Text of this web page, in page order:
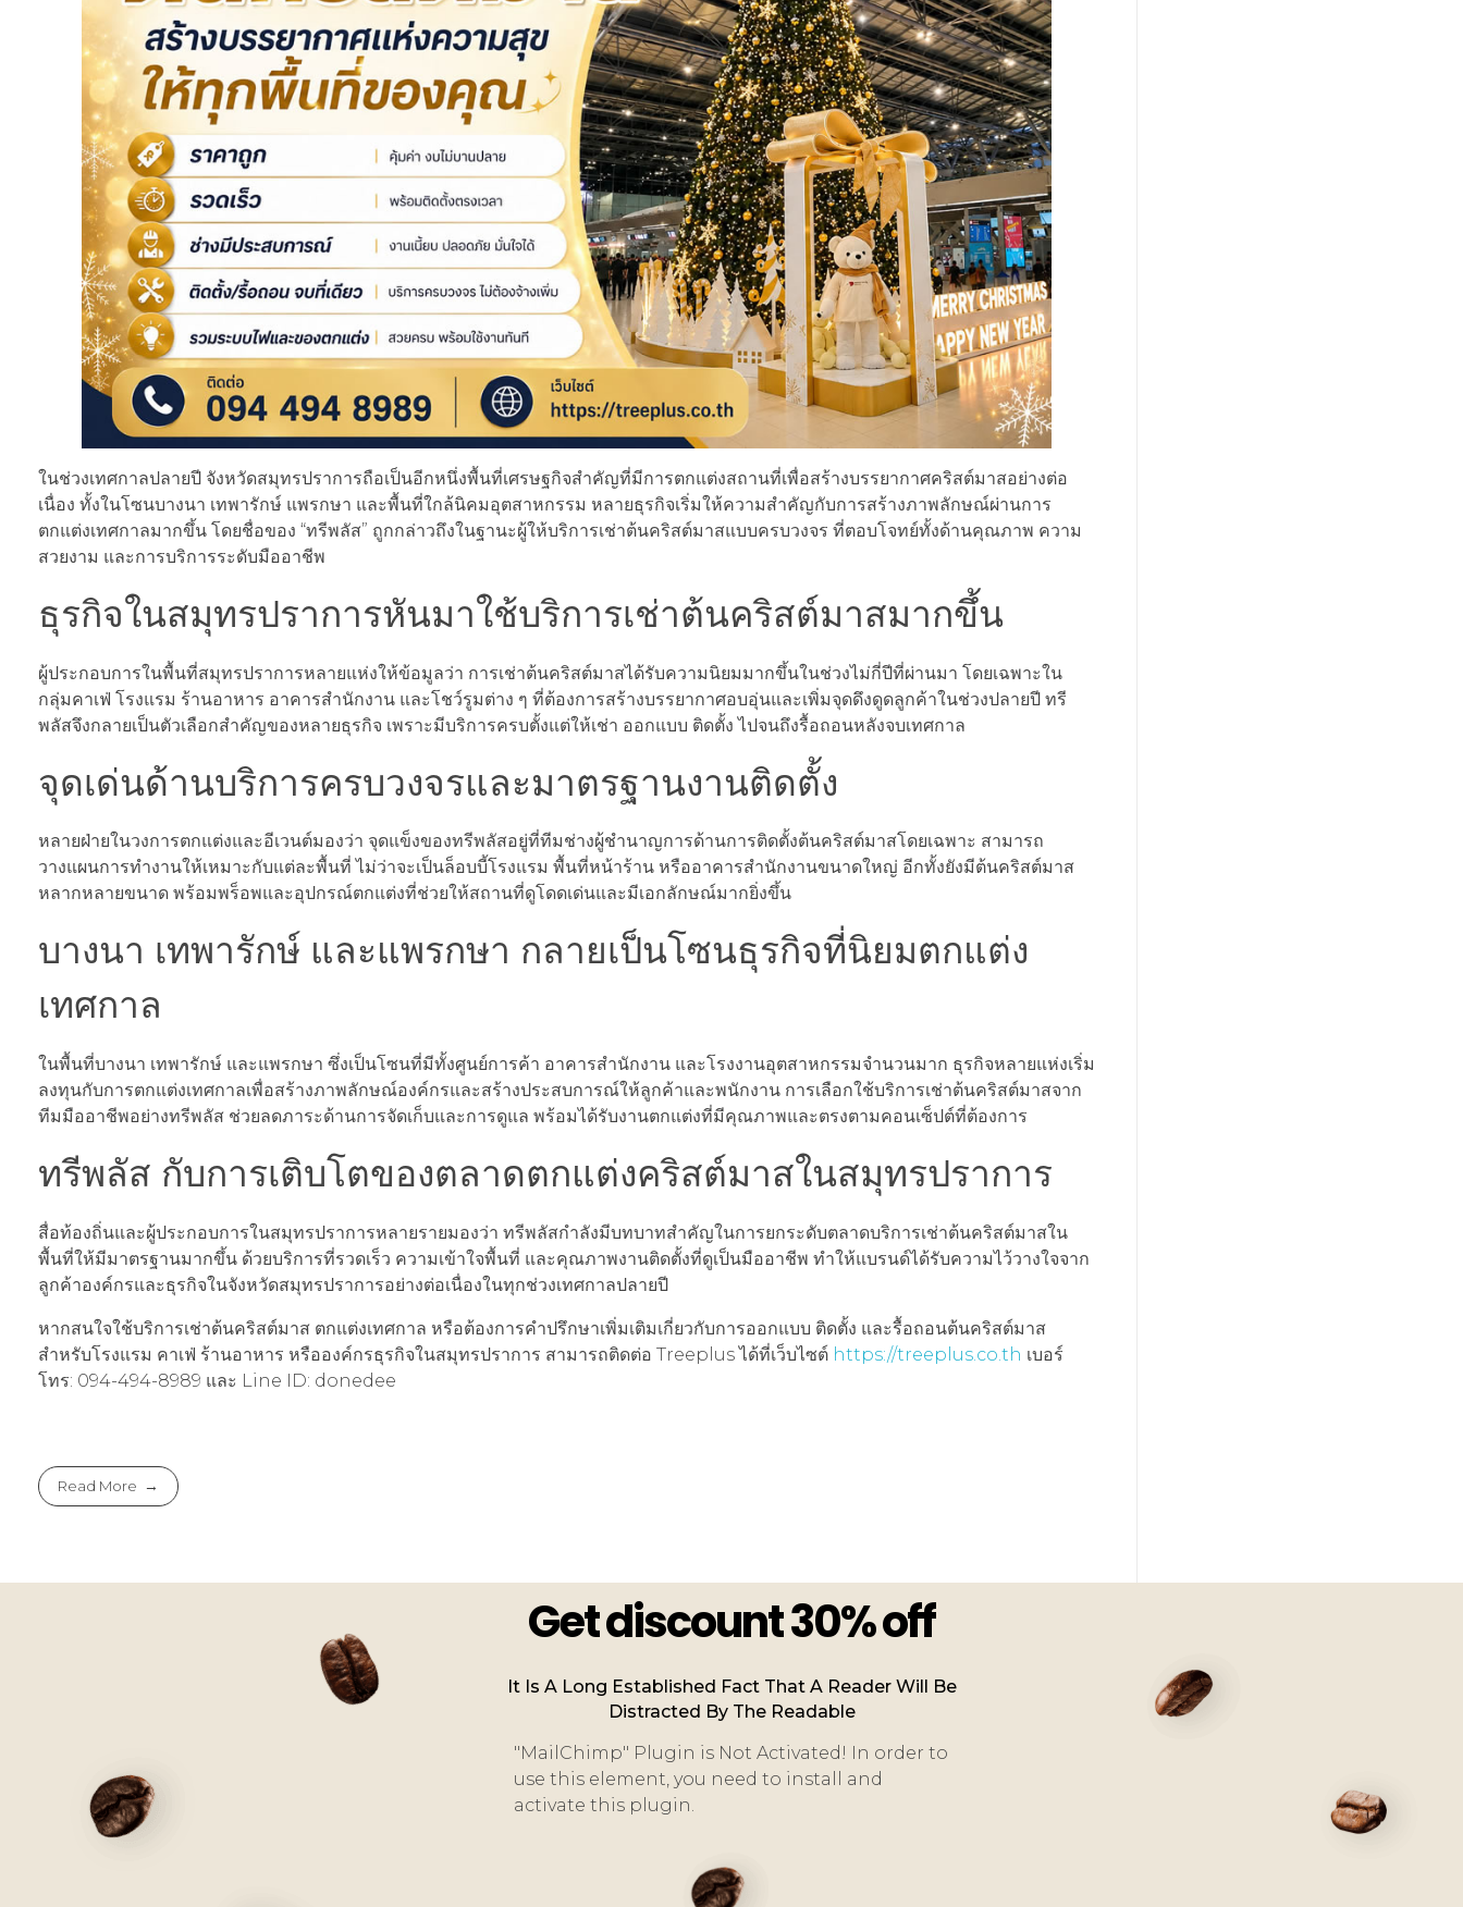
ในช่วงเทศกาลปลายปี จังหวัดสมุทรปราการถือเป็นอีกหนึ่งพื้นที่เศรษฐกิจสำคัญที่มีการตกแต่งสถานที่เพื่อสร้างบรรยากาศคริสต์มาสอย่างต่อ
เนื่อง ทั้งในโซนบางนา เทพารักษ์ แพรกษา และพื้นที่ใกล้นิคมอุตสาหกรรม หลายธุรกิจเริ่มให้ความสำคัญกับการสร้างภาพลักษณ์ผ่านการ
ตกแต่งเทศกาลมากขึ้น โดยชื่อของ “ทรีพลัส” ถูกกล่าวถึงในฐานะผู้ให้บริการเช่าต้นคริสต์มาสแบบครบวงจร ที่ตอบโจทย์ทั้งด้านคุณภาพ ความ
สวยงาม และการบริการระดับมืออาชีพ
ธุรกิจในสมุทรปราการหันมาใช้บริการเช่าต้นคริสต์มาสมากขึ้น
ผู้ประกอบการในพื้นที่สมุทรปราการหลายแห่งให้ข้อมูลว่า การเช่าต้นคริสต์มาสได้รับความนิยมมากขึ้นในช่วงไม่กี่ปีที่ผ่านมา โดยเฉพาะใน
กลุ่มคาเฟ่ โรงแรม ร้านอาหาร อาคารสำนักงาน และโชว์รูมต่าง ๆ ที่ต้องการสร้างบรรยากาศอบอุ่นและเพิ่มจุดดึงดูดลูกค้าในช่วงปลายปี ทรี
พลัสจึงกลายเป็นตัวเลือกสำคัญของหลายธุรกิจ เพราะมีบริการครบตั้งแต่ให้เช่า ออกแบบ ติดตั้ง ไปจนถึงรื้อถอนหลังจบเทศกาล
จุดเด่นด้านบริการครบวงจรและมาตรฐานงานติดตั้ง
หลายฝ่ายในวงการตกแต่งและอีเวนต์มองว่า จุดแข็งของทรีพลัสอยู่ที่ทีมช่างผู้ชำนาญการด้านการติดตั้งต้นคริสต์มาสโดยเฉพาะ สามารถ
วางแผนการทำงานให้เหมาะกับแต่ละพื้นที่ ไม่ว่าจะเป็นล็อบบี้โรงแรม พื้นที่หน้าร้าน หรืออาคารสำนักงานขนาดใหญ่ อีกทั้งยังมีต้นคริสต์มาส
หลากหลายขนาด พร้อมพร็อพและอุปกรณ์ตกแต่งที่ช่วยให้สถานที่ดูโดดเด่นและมีเอกลักษณ์มากยิ่งขึ้น
บางนา เทพารักษ์ และแพรกษา กลายเป็นโซนธุรกิจที่นิยมตกแต่ง
เทศกาล
ในพื้นที่บางนา เทพารักษ์ และแพรกษา ซึ่งเป็นโซนที่มีทั้งศูนย์การค้า อาคารสำนักงาน และโรงงานอุตสาหกรรมจำนวนมาก ธุรกิจหลายแห่งเริ่ม
ลงทุนกับการตกแต่งเทศกาลเพื่อสร้างภาพลักษณ์องค์กรและสร้างประสบการณ์ให้ลูกค้าและพนักงาน การเลือกใช้บริการเช่าต้นคริสต์มาสจาก
ทีมมืออาชีพอย่างทรีพลัส ช่วยลดภาระด้านการจัดเก็บและการดูแล พร้อมได้รับงานตกแต่งที่มีคุณภาพและตรงตามคอนเซ็ปต์ที่ต้องการ
ทรีพลัส กับการเติบโตของตลาดตกแต่งคริสต์มาสในสมุทรปราการ
สื่อท้องถิ่นและผู้ประกอบการในสมุทรปราการหลายรายมองว่า ทรีพลัสกำลังมีบทบาทสำคัญในการยกระดับตลาดบริการเช่าต้นคริสต์มาสใน
พื้นที่ให้มีมาตรฐานมากขึ้น ด้วยบริการที่รวดเร็ว ความเข้าใจพื้นที่ และคุณภาพงานติดตั้งที่ดูเป็นมืออาชีพ ทำให้แบรนด์ได้รับความไว้วางใจจาก
ลูกค้าองค์กรและธุรกิจในจังหวัดสมุทรปราการอย่างต่อเนื่องในทุกช่วงเทศกาลปลายปี
หากสนใจใช้บริการเช่าต้นคริสต์มาส ตกแต่งเทศกาล หรือต้องการคำปรึกษาเพิ่มเติมเกี่ยวกับการออกแบบ ติดตั้ง และรื้อถอนต้นคริสต์มาส
สำหรับโรงแรม คาเฟ่ ร้านอาหาร หรือองค์กรธุรกิจในสมุทรปราการ สามารถติดต่อ Treeplus ได้ที่เว็บไซต์ https://treeplus.co.th เบอร์
โทร: 094-494-8989 และ Line ID: donedee
Read More
Get discount 30% off
It Is A Long Established Fact That A Reader Will Be
Distracted By The Readable
"MailChimp" Plugin is Not Activated! In order to
use this element, you need to install and
activate this plugin.